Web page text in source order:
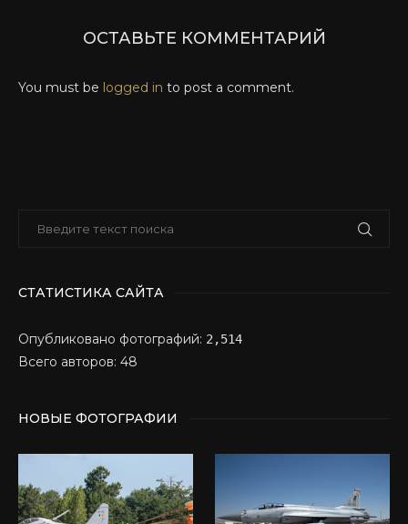
ОСТАВЬТЕ КОММЕНТАРИЙ
You must be logged in to post a comment.
СТАТИСТИКА САЙТА
Опубликовано фотографий: 2,514
Всего авторов: 48
НОВЫЕ ФОТОГРАФИИ